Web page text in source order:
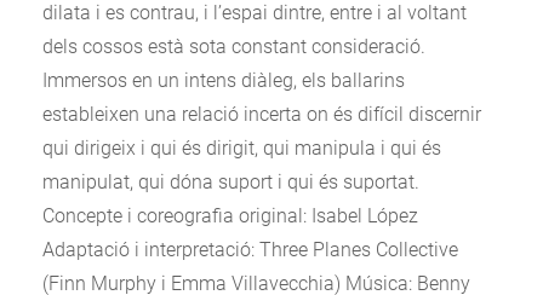
dilata i es contrau, i l’espai dintre, entre i al voltant
dels cossos està sota constant consideració.
Immersos en un intens diàleg, els ballarins
estableixen una relació incerta on és difícil discernir
qui dirigeix i qui és dirigit, qui manipula i qui és
manipulat, qui dóna suport i qui és suportat.
Concepte i coreografia original: Isabel López
Adaptació i interpretació: Three Planes Collective
(Finn Murphy i Emma Villavecchia) Música: Benny